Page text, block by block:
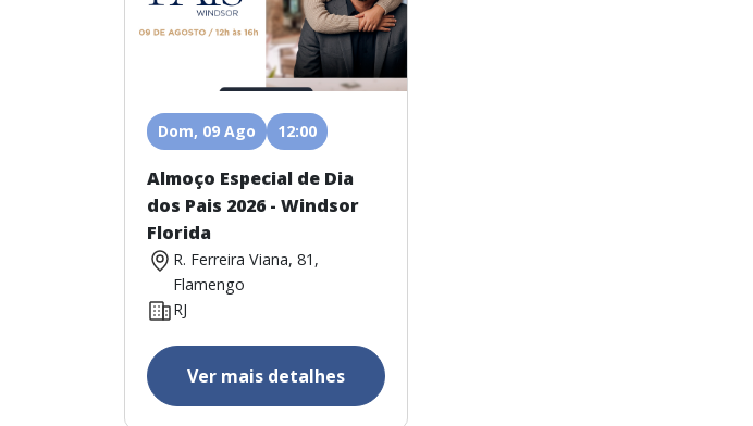
Dom, 09 Ago 12:00
Almoço Especial de Dia
dos Pais 2026 - Windsor
Florida
R. Ferreira Viana, 81,
Flamengo
RJ
Ver mais detalhes